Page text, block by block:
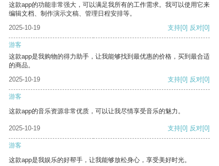
这款app的功能非常强大，可以满足我所有的工作需求。我可以使用它来
编辑文档、制作演示文稿、管理日程安排等。
2025-10-19
支持[0] 反对[0]
游客
这款app是我购物的得力助手，让我能够找到最优惠的价格，买到最合适
的商品。
2025-10-19
支持[0] 反对[0]
游客
这款app的音乐资源非常优质，可以让我尽情享受音乐的魅力。
2025-10-19 支持[0] 反对[0]
游客
这款app是我娱乐的好帮手，让我能够放松身心，享受美好时光。